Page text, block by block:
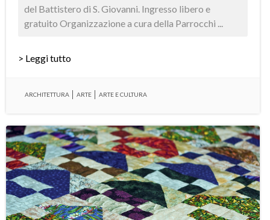
del Battistero di S. Giovanni. Ingresso libero e
gratuito Organizzazione a cura della Parrocchi ...
> Leggi tutto
ARCHITETTURA ARTE ARTE E CULTURA